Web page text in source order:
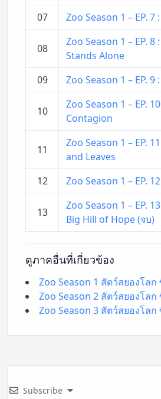
07
Zoo Season 1 – EP. 7
08
Zoo Season 1 – EP. 8
Stands Alone
09
Zoo Season 1 – EP.
10
Zoo Season 1 – EP.
Contagion
11
Zoo Season 1 – EP.
and Leaves
12
Zoo Season 1 – EP.
13
Zoo Season 1 – EP.
Big Hill of Hope (จบ)
ดูภาคอื่นที่เกี่ยวข้อง
Zoo Season 1 สัตว์สยองโลก
Zoo Season 2 สัตว์สยองโล
Zoo Season 3 สัตว์สยองโล
Subscribe